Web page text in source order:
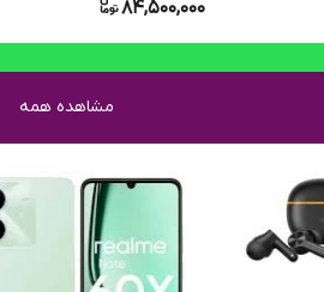
84,500,000
مشاهده همه